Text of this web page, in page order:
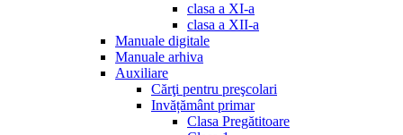
clasa a XI-a
clasa a XII-a
Manuale digitale
Manuale arhiva
Auxiliare
Cărţi pentru preşcolari
Invățământ primar
Clasa Pregătitoare